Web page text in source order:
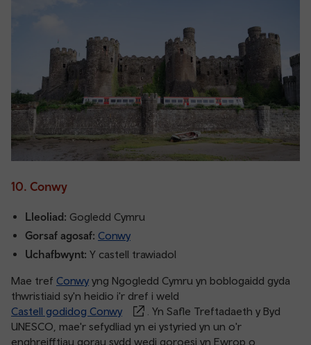
10. Conwy
Lleoliad: Gogledd Cymru
Gorsaf agosaf: Conwy
Uchafbwynt: Y castell trawiadol
Mae tref Conwy yng Ngogledd Cymru yn boblogaidd gyda
thwristiaid sy'n heidio i'r dref i weld
Castell godidog Conwy
. Yn Safle Treftadaeth y Byd
UNESCO, mae'r sefydliad yn ei ystyried yn un o'r
enghreifftiau gorau sydd wedi goroesi yn Ewrop o